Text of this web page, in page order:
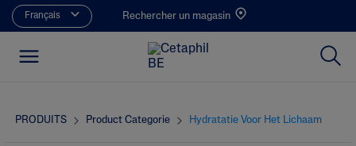
Français Rechercher un magasin
PRODUITS Product Categorie Hydratatie Voor Het Lichaam